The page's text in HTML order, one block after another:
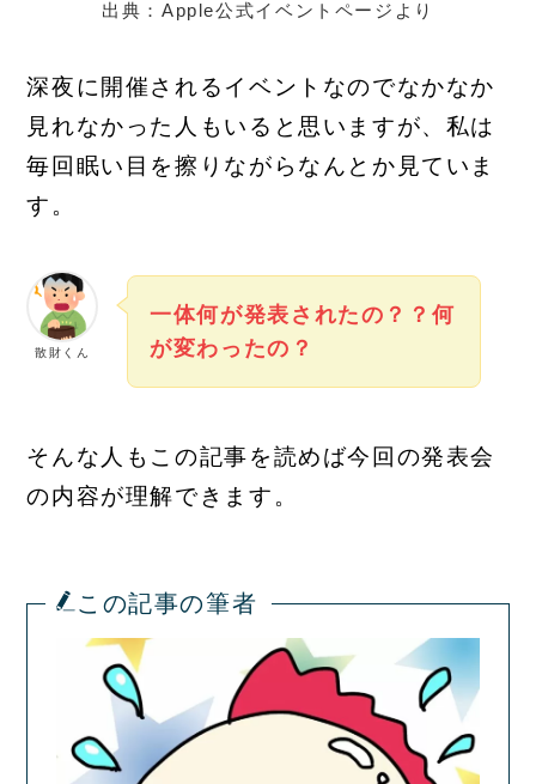
出典：Apple公式イベントページより
深夜に開催されるイベントなのでなかなか
見れなかった人もいると思いますが、私は
毎回眠い目を擦りながらなんとか見ていま
す。
散財くん
一体何が発表されたの？？ 何
が変わったの？
そんな人もこの記事を読めば今回の発表会
の内容が理解できます。
この記事の筆者